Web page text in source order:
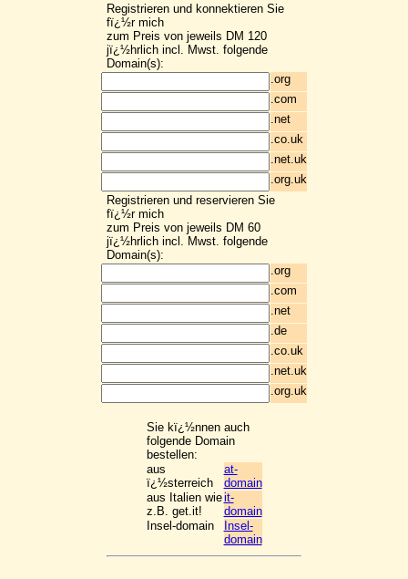
Registrieren und konnektieren Sie
fï¿½r mich
zum Preis von jeweils DM 120
jï¿½hrlich incl. Mwst. folgende
Domain(s):
.org
.com
.net
.co.uk
.net.uk
.org.uk
Registrieren und reservieren Sie
fï¿½r mich
zum Preis von jeweils DM 60
jï¿½hrlich incl. Mwst. folgende
Domain(s):
.org
.com
.net
.de
.co.uk
.net.uk
.org.uk
Sie kï¿½nnen auch
folgende Domain
bestellen:
aus
ï¿½sterreich
at-
domain
aus Italien wie
z.B. get.it!
it-
domain
Insel-domain
Insel-
domain